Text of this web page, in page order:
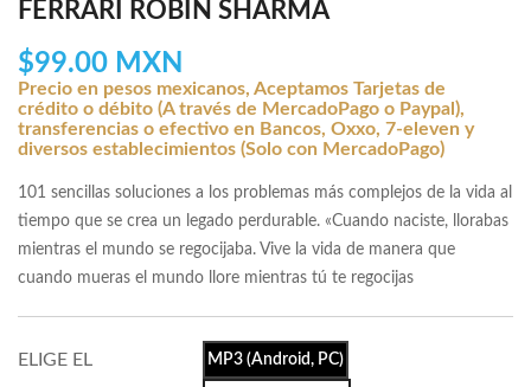
FERRARI ROBIN SHARMA
$99.00 MXN
Precio en pesos mexicanos, Aceptamos Tarjetas de
crédito o débito (A través de MercadoPago o Paypal),
transferencias o efectivo en Bancos, Oxxo, 7-eleven y
diversos establecimientos (Solo con MercadoPago)
101 sencillas soluciones a los problemas más complejos de la vida al
tiempo que se crea un legado perdurable. «Cuando naciste, llorabas
mientras el mundo se regocijaba. Vive la vida de manera que
cuando mueras el mundo llore mientras tú te regocijas
ELIGE EL
MP3 (Android, PC)